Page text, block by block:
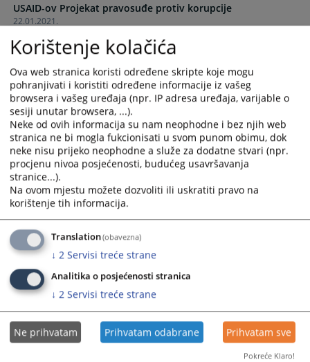
forward
to
interact
with
the
calendar
and
select
a
date.
Press
the
question
mark
key
to
get
the
keyboard
shortcuts
for
changing
dates.
forward
to
interact
with
the
calendar
and
select
a
date.
Press
question
mark
key
to
get
keyboard
shortcuts
for
changing
dates.
22.01.2021.
USAID-ov Projekat pravosuđe protiv korupcije
Korištenje kolačića
Ova web stranica koristi određene skripte koje mogu
pohranjivati i koristiti određene informacije iz vašeg
browsera i vašeg uređaja (npr. IP adresa uređaja, varijable o
sesiji unutar browsera, ...).
Neke od ovih informacija su nam neophodne i bez njih web
stranica ne bi mogla fukcionisati u svom punom obimu, dok
neke nisu prijeko neophodne a služe za dodatne stvari (npr.
procjenu nivoa posjećenosti, budućeg usavršavanja
stranice...).
Na ovom mjestu možete dozvoliti ili uskratiti pravo na
korištenje tih informacija.
Translation(obavezna)
↓ 2 Servisi treće strane
Analitika o posjećenosti stranica
↓ 2 Servisi treće strane
Ne prihvatam Prihvatam odabrane Prihvatam sve
Pokreće Klaro!